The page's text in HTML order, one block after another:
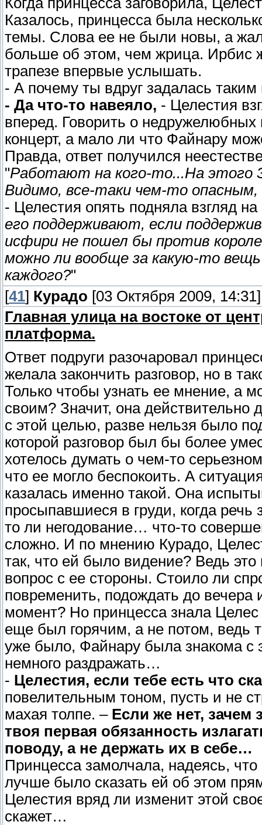
Казалось, принцесса была
темы. Слова ее не были новы, а
больше об этом, чем жрица. Ирбис
трапезе впервые услышать.
- А почему ты вдруг задалась
- Да что-то навеяло, - Целестия
вперед. Говорить о недружелюбных
концерт, а мало ли что Файнару
Правда, ответ получился
"Работают на кого-то...На этого
Видимо, все-таки чем-то
- Целестия опять подняла взгляд
его поддерживают, если
исфири не пошел бы против
можно ли вообще за какую-то
каждого?"
[41] Курадо [03 Октября 2009, 14:31]
Главная улица на востоке от
платформа.
Ответ подруги разочаровал
желала закончить разговор, но в
Только чтобы узнать ее мнение, а
своим? Значит, она
с этой целью, разве нельзя было
которой разговор был бы более
хотелось думать о чем-то
что ее могло беспокоить. А
казалась именно такой. Она
просыпавшиеся в груди, когда
то ли негодование… что-то
сложно. И по мнению Курадо,
так, что ей было видение? Ведь
вопрос с ее стороны. Стоило ли
повременить, подождать до вечера
момент? Но принцесса знала
еще был горячим, а не потом, ведь
уже было, Файнару была знакома с
немного раздражать…
- Целестия, если тебе есть что
повелительным тоном, пусть и не
махая толпе. – Если же нет, зачем
твоя первая обязанность
поводу, а не держать их в себе…
Принцесса замолчала, надеясь,
лучше было сказать ей об этом
Целестия вряд ли изменит этой
скажет…